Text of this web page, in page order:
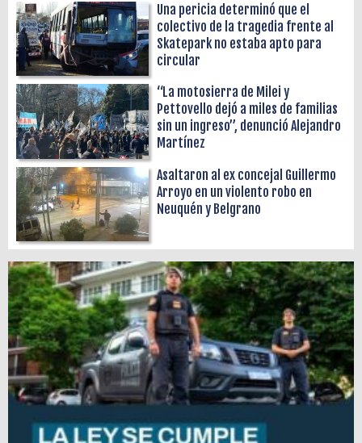
Una pericia determinó que el
colectivo de la tragedia frente al
Skatepark no estaba apto para
circular
“La motosierra de Milei y
Pettovello dejó a miles de familias
sin un ingreso”, denunció Alejandro
Martínez
Asaltaron al ex concejal Guillermo
Arroyo en un violento robo en
Neuquén y Belgrano